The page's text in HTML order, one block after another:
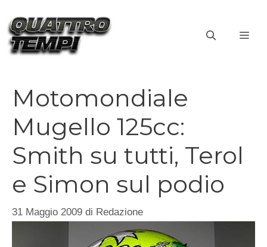
contenuto
Motomondiale
Mugello 125cc:
Smith su tutti, Terol
e Simon sul podio
31 Maggio 2009 di Redazione